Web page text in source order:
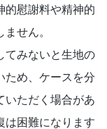
的慰謝料や精神的
せん。
てみないと生地の
ため、ケースを分
いただく場合があ
は困難になります